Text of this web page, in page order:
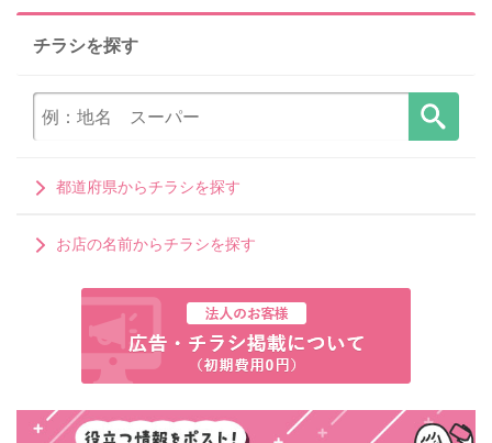
チラシを探す
都道府県からチラシを探す
お店の名前からチラシを探す